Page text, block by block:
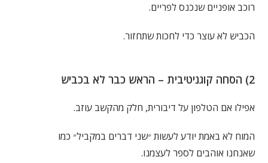
רוכב אופניים שנכנס לפריים.
הכביש לא עוצר כדי לחכות שתחזור.
2) הסחה קוגניטיבית – הראש כבר לא בכביש
אפילו אם הטלפון על דיבורית, חלק מהקשב עוזב.
המוח לא באמת יודע לעשות ״שני דברים במקביל״ כמו
שאנחנו אוהבים לספר לעצמנו.